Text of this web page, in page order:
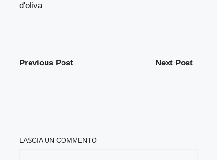
d'oliva
Previous Post Next Post
LASCIA UN COMMENTO